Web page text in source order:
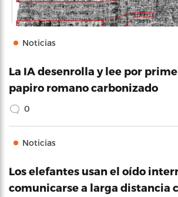
Noticias
La IA desenrolla y lee por
papiro romano carbonizado
0
Noticias
Los elefantes usan el oído
comunicarse a larga distancia